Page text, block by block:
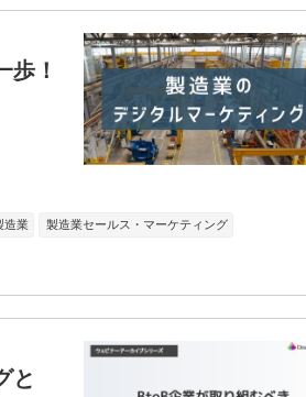
歩！
造業 製造業セールス・マーケティング
と